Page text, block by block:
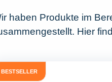
haben Produkte im
Hier
BESTSELLER